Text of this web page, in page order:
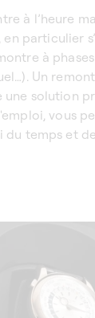
à l’heure
particulier
à
Un
une solution
vous
du temps et